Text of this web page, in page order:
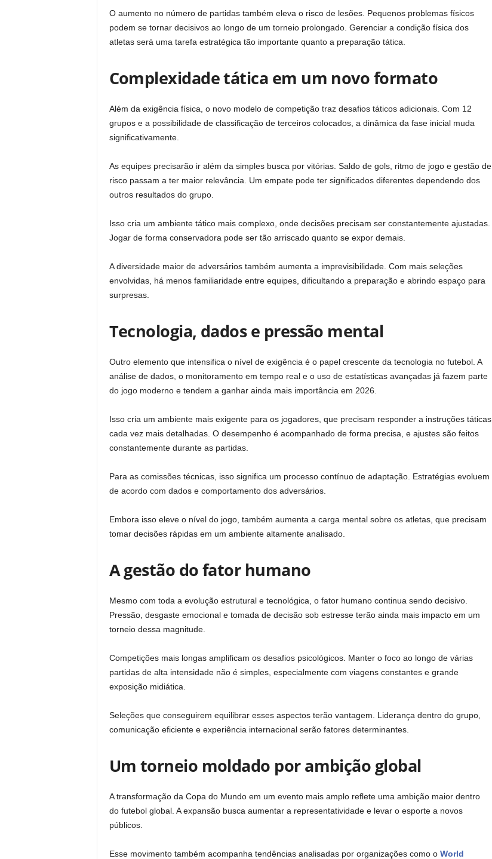
O aumento no número de partidas também eleva o risco de lesões. Pequenos problemas físicos
podem se tornar decisivos ao longo de um torneio prolongado. Gerenciar a condição física dos
atletas será uma tarefa estratégica tão importante quanto a preparação tática.
Complexidade tática em um novo formato
Além da exigência física, o novo modelo de competição traz desafios táticos adicionais. Com 12
grupos e a possibilidade de classificação de terceiros colocados, a dinâmica da fase inicial muda
significativamente.
As equipes precisarão ir além da simples busca por vitórias. Saldo de gols, ritmo de jogo e gestão de
risco passam a ter maior relevância. Um empate pode ter significados diferentes dependendo dos
outros resultados do grupo.
Isso cria um ambiente tático mais complexo, onde decisões precisam ser constantemente ajustadas.
Jogar de forma conservadora pode ser tão arriscado quanto se expor demais.
A diversidade maior de adversários também aumenta a imprevisibilidade. Com mais seleções
envolvidas, há menos familiaridade entre equipes, dificultando a preparação e abrindo espaço para
surpresas.
Tecnologia, dados e pressão mental
Outro elemento que intensifica o nível de exigência é o papel crescente da tecnologia no futebol. A
análise de dados, o monitoramento em tempo real e o uso de estatísticas avançadas já fazem parte
do jogo moderno e tendem a ganhar ainda mais importância em 2026.
Isso cria um ambiente mais exigente para os jogadores, que precisam responder a instruções táticas
cada vez mais detalhadas. O desempenho é acompanhado de forma precisa, e ajustes são feitos
constantemente durante as partidas.
Para as comissões técnicas, isso significa um processo contínuo de adaptação. Estratégias evoluem
de acordo com dados e comportamento dos adversários.
Embora isso eleve o nível do jogo, também aumenta a carga mental sobre os atletas, que precisam
tomar decisões rápidas em um ambiente altamente analisado.
A gestão do fator humano
Mesmo com toda a evolução estrutural e tecnológica, o fator humano continua sendo decisivo.
Pressão, desgaste emocional e tomada de decisão sob estresse terão ainda mais impacto em um
torneio dessa magnitude.
Competições mais longas amplificam os desafios psicológicos. Manter o foco ao longo de várias
partidas de alta intensidade não é simples, especialmente com viagens constantes e grande
exposição midiática.
Seleções que conseguirem equilibrar esses aspectos terão vantagem. Liderança dentro do grupo,
comunicação eficiente e experiência internacional serão fatores determinantes.
Um torneio moldado por ambição global
A transformação da Copa do Mundo em um evento mais amplo reflete uma ambição maior dentro
do futebol global. A expansão busca aumentar a representatividade e levar o esporte a novos
públicos.
Esse movimento também acompanha tendências analisadas por organizações como o World